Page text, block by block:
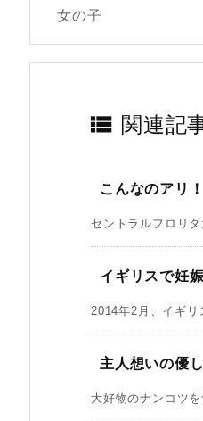
女の子
 関連記
こんなのアリ
セントラルフロリ
イギリスで妊
2014年2月、イギ
主人想いの優
大好物のナンコツ